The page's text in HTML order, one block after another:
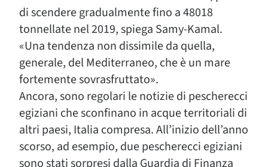
di scendere gradualmente fino a 48018
tonnellate nel 2019, spiega Samy-Kamal.
«Una tendenza non dissimile da quella,
generale, del Mediterraneo, che è un mare
fortemente sovrasfruttato».
Ancora, sono regolari le notizie di pescherecci
egiziani che sconfinano in acque territoriali di
altri paesi, Italia compresa. All’inizio dell’anno
scorso, ad esempio, due pescherecci egiziani
sono stati sorpresi dalla Guardia di Finanza